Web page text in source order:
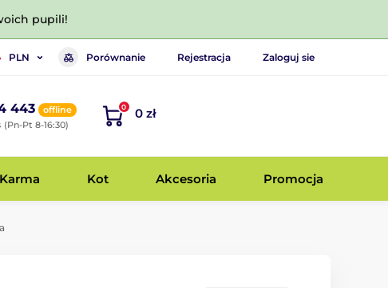
pupili!
PLN Porównanie Rejestracja Zaloguj sie
443 offline
(Pn-Pt 8-16:30)
0 0 zł
Karma Kot Akcesoria Promocja